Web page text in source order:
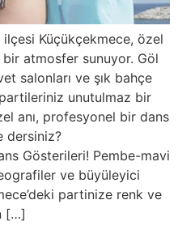
Küçükçekmece, özel
bir atmosfer sunuyor. Göl
salonları ve şık bahçe
unutulmaz bir
anı, profesyonel bir dans
dersiniz?
Gösterileri! Pembe-mavi
ve büyüleyici
partinize renk ve
[…]